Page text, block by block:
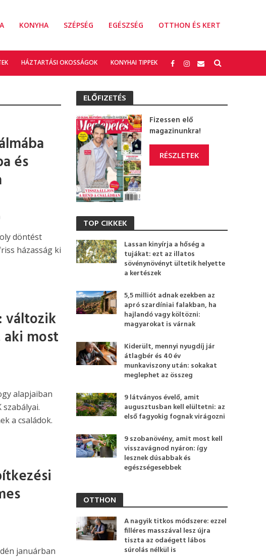
KONYHA SZÉPSÉG EGÉSZSÉG OTTHON ÉS KERT
HÁZTARTÁSI OKOSSÁGOK KONYHAI TIPPEK
és
döntést
házasság ki
változik
aki most
alapjaiban
szabályai.
a családok.
januárban
ELŐFIZETÉS
Fizessen elő
magazinunkra!
RÉSZLETEK
TOP CIKKEK
Lassan kinyírja a hőség a
tujákat: ezt az illatos
sövénynövényt ültetik helyette
a kertészek
5,5 milliót adnak ezekben az
apró szardíniai falakban, ha
hajlandó vagy költözni:
magyarokat is várnak
Kiderült, mennyi nyugdíj jár
átlagbér és 40 év
munkaviszony után: sokakat
meglephet az összeg
9 látványos évelő, amit
augusztusban kell elültetni: az
első fagyokig fognak virágozni
9 szobanövény, amit most kell
visszavágnod nyáron: így
lesznek dúsabbak és
egészségesebbek
OTTHON
A nagyik titkos módszere: ezzel
filléres masszával lesz újra
tiszta az odaégett lábos
súrolás nélkül is